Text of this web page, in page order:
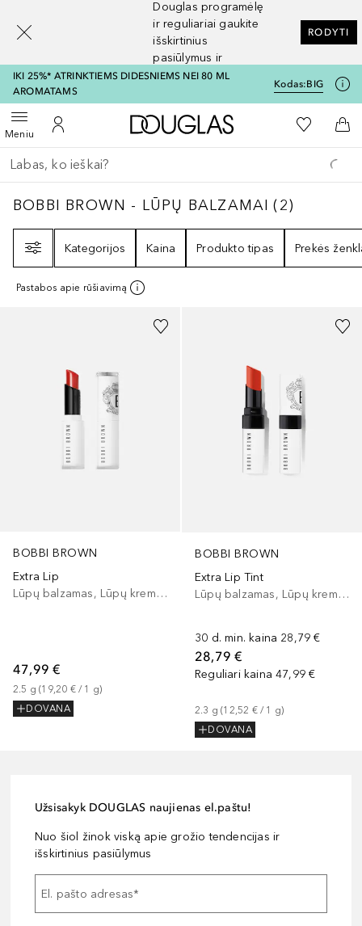
Douglas programėlę
ir reguliariai gaukite
išskirtinius
pasiūlymus ir
nuolaidas
RODYTI
IKI 25%* ATRINKTIEMS DIDESNIEMS NEI 80 ML
AROMATAMS
Kodas:BIG
MeniuAtidaryti meniuĮ mano paskyrą
Į Douglas pagrindinį
Į mano
Į
Grįžk atgal
Vykdykite paiešką
BOBBI BROWN - LŪPŲ BALZAMAI2
BOBBI BROWN - LŪPŲ BALZAMAI (2)
Kategorijos
Kaina Produkto tipas Prekės
Pastabos apie rūšiavimą
BOBBI BROWN
Extra Lip
Lūpų balzamas, Lūpų kremas
47,99 €
2.5 g (19,20 € / 1 g)
DOVANA
+9
BOBBI BROWN
Extra Lip Tint
Lūpų balzamas, Lūpų kremas
30 d. min. kaina 28,79 €
28,79 €
Reguliari kaina 47,99 €
2.3 g (12,52 € / 1 g)
DOVANA
Užsisakyk DOUGLAS naujienas el.paštu!
Nuo šiol žinok viską apie grožio tendencijas ir
išskirtinius pasiūlymus
El. pašto adresas*
[navigation.slideout.screenreader]